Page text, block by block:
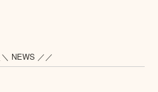
NEWS ／／